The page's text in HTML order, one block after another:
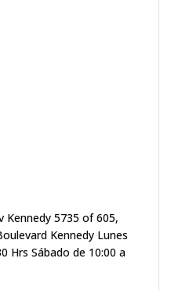
Kennedy 5735 of 605,
Kennedy Lunes
Hrs Sábado de 10:00 a